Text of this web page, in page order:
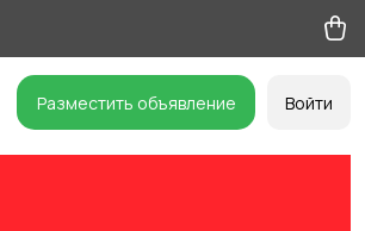
Разместить объявление Войти